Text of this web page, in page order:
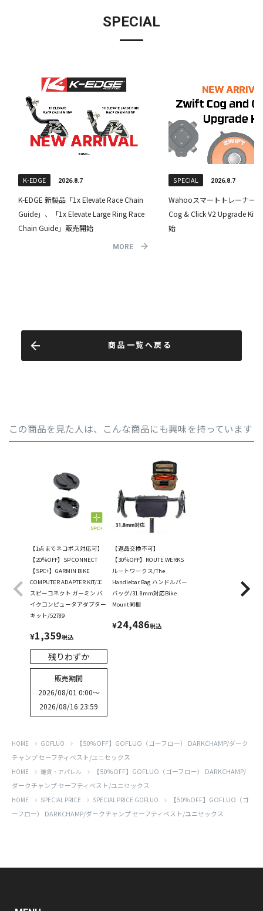
SPECIAL
商品一覧へ戻る
この商品を見た人は、こんな商品にも興味を持っています
【1点までネコポス対応可】
【20％OFF】SP CONNECT
【SPC+】GARMIN BIKE
COMPUTER ADAPTER KIT/エ
スピーコネクト ガーミン バ
イクコンピュータアダプター
キット/52789
¥1,359税込
残りわずか
販売期間
2026/08/01 0:00〜
2026/08/16 23:59
【返品交換不可】
【30％OFF】ROUTE WERKS
ルートワークス/The
Handlebar Bag ハンドルバー
バッグ/31.8mm対応Bike
Mount同梱
¥24,486税込
HOME GOFLUO
【50％OFF】GOFLUO（ゴーフロー） DARKCHAMP/ダーク
チャンプ セーフティベスト/ユニセックス
HOME 雑貨・アパレル
【50％OFF】GOFLUO（ゴーフロー） DARKCHAMP/
ダークチャンプ セーフティベスト/ユニセックス
HOME SPECIAL PRICE SPECIAL PRICE GOFLUO
【50％OFF】GOFLUO（ゴ
ーフロー） DARKCHAMP/ダークチャンプ セーフティベスト/ユニセックス